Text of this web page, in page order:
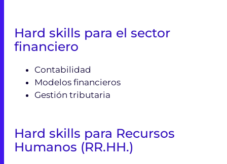
Hard skills para el sector
financiero
Contabilidad
Modelos financieros
Gestión tributaria
Hard skills para Recursos
Humanos (RR.HH.)